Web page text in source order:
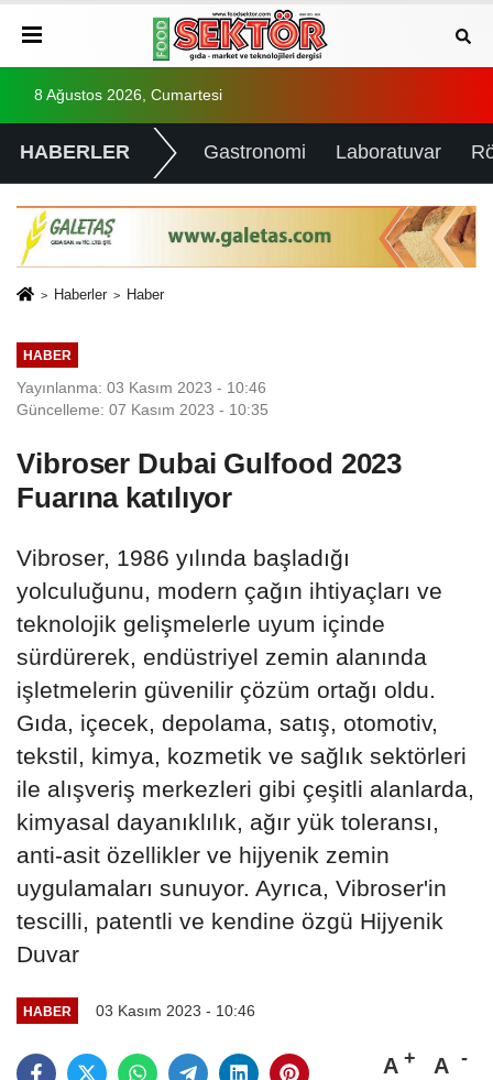
8 Ağustos 2026, Cumartesi
HABERLER Gastronomi Laboratuvar
Haberler Haber
HABER
Yayınlanma: 03 Kasım 2023 - 10:46
Güncelleme: 07 Kasım 2023 - 10:35
Vibroser Dubai Gulfood 2023
Fuarına katılıyor
Vibroser, 1986 yılında başladığı
yolculuğunu, modern çağın ihtiyaçları ve
teknolojik gelişmelerle uyum içinde
sürdürerek, endüstriyel zemin alanında
işletmelerin güvenilir çözüm ortağı oldu.
Gıda, içecek, depolama, satış, otomotiv,
tekstil, kimya, kozmetik ve sağlık sektörleri
ile alışveriş merkezleri gibi çeşitli alanlarda,
kimyasal dayanıklılık, ağır yük toleransı,
anti-asit özellikler ve hijyenik zemin
uygulamaları sunuyor. Ayrıca, Vibroser'in
tescilli, patentli ve kendine özgü Hijyenik
Duvar
HABER 03 Kasım 2023 - 10:46
A A